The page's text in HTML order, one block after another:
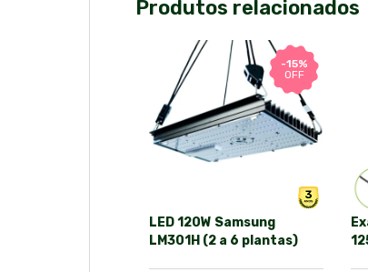
Produtos relacionados
-15%
OFF
LED 120W Samsung
LM301H (2 a 6 plantas)